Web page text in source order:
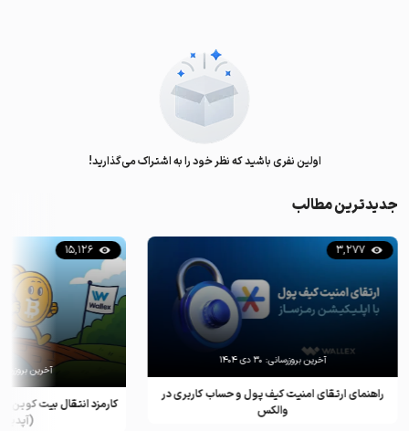
اولین نفری باشید که نظر خود را به اشتراک می‌گذارید!
جدیدترین مطالب
راهنمای ارتقای امنیت کیف پول و حساب کاربری در
والکس
3,277
آخرین بروزرسانی: ۳۰ دی ۱۴۰۴
کارمزد انتقال بیت کوین
(آپدیت
15,126
آخرین